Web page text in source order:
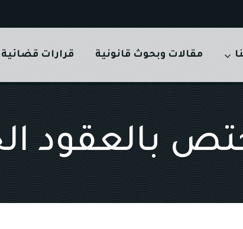
مقالات وبحوث قانونية قرارات قضائية
بالعقود